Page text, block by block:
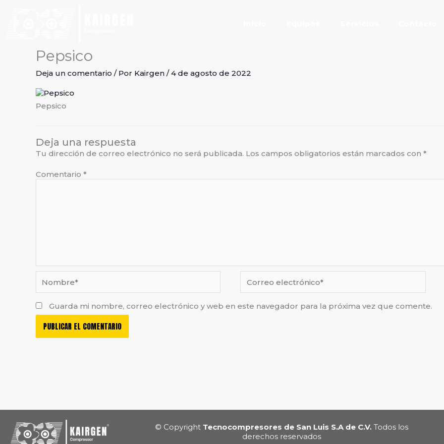
Pepsico
Deja un comentario / Por Kairgen /4 de agosto de 2022
Pepsico
Deja una respuesta
Tu dirección de correo electrónico no será publicada. Los campos obligatorios están marcados con *
Comentario *
electrónico*
Guarda mi nombre, correo electrónico y web en este navegador para la próxima vez que comente.
© Copyright Tecnocompresores de San Luis S.A de C.V.Todos los
derechos reservados